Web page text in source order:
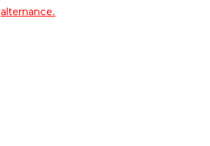
alternance.